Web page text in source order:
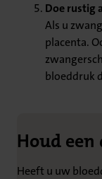
Doe rustig
Als u
placenta.
bloeddruk
Houd
Heeft u uw